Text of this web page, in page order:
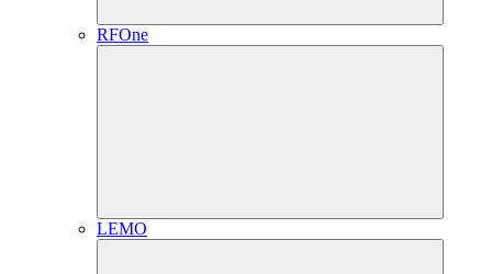
RFOne
LEMO